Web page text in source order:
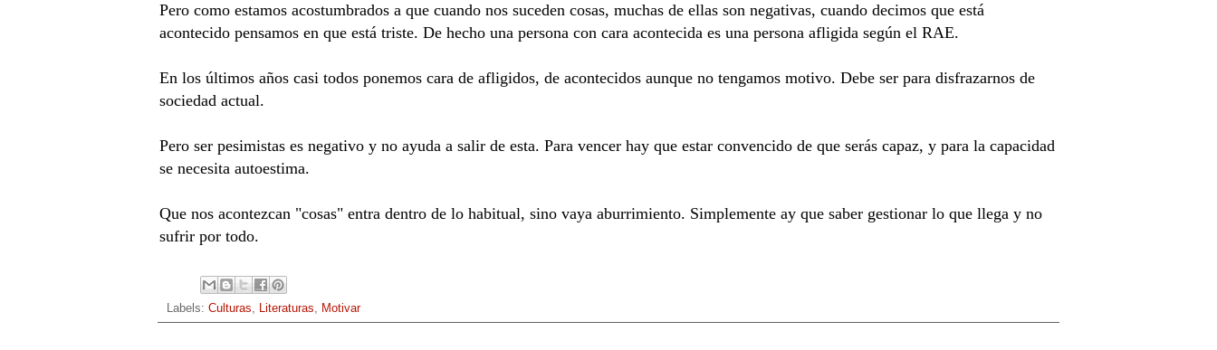
Pero como estamos acostumbrados a que cuando nos suceden cosas, muchas de ellas son negativas, cuando decimos que está
acontecido pensamos en que está triste. De hecho una persona con cara acontecida es una persona afligida según el RAE.
En los últimos años casi todos ponemos cara de afligidos, de acontecidos aunque no tengamos motivo. Debe ser para disfrazarnos de
sociedad actual.
Pero ser pesimistas es negativo y no ayuda a salir de esta. Para vencer hay que estar convencido de que serás capaz, y para la capacidad
se necesita autoestima.
Que nos acontezcan "cosas" entra dentro de lo habitual, sino vaya aburrimiento. Simplemente ay que saber gestionar lo que llega y no
sufrir por todo.
Labels: Culturas, Literaturas, Motivar